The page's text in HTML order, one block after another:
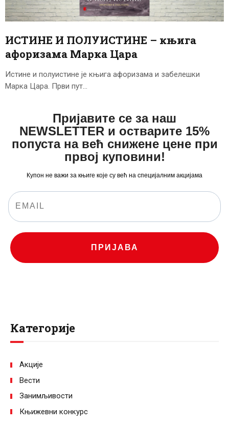
ЦЕНОВНИК
ПИСМО
ИСТИНЕ И ПОЛУИСТИНЕ – књига
афоризама Марка Цара
Истине и полуистине је књига афоризама и забелешки
Марка Цара. Први пут…
Пријавите се за наш
NEWSLETTER и остварите 15%
попуста на већ снижене цене при
првој куповини!
Купон не важи за књиге које су већ на специјалним акцијама
ПРИЈАВА
Категорије
Акције
Вести
Занимљивости
Књижевни конкурс